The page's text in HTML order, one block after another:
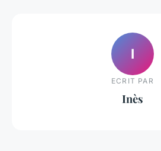
I
ECRIT PAR
Inès